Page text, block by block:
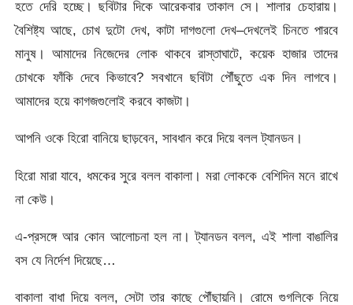
হতে দেরি হচ্ছে। ছবিটার দিকে আরেকবার তাকাল সে। শালার চেহারায়।
বৈশিষ্ট্য আছে, চোখ দুটো দেখ, কাটা দাগগুলো দেখ–দেখলেই চিনতে পারবে
মানুষ। আমাদের নিজেদের লোক থাকবে রাস্তাঘাটে, কয়েক হাজার তাদের
চোখকে ফাঁকি দেবে কিভাবে? সবখানে ছবিটা পৌঁছুতে এক দিন লাগবে।
আমাদের হয়ে কাগজগুলোই করবে কাজটা।
আপনি ওকে হিরো বানিয়ে ছাড়বেন, সাবধান করে দিয়ে বলল ট্যানডন।
হিরো মারা যাবে, ধমকের সুরে বলল বাকালা। মরা লোককে বেশিদিন মনে রাখে
না কেউ।
এ-প্রসঙ্গে আর কোন আলোচনা হল না। ট্যানডন বলল, এই শালা বাঙালির
বস যে নির্দেশ দিয়েছে…
বাকালা বাধা দিয়ে বলল, সেটা তার কাছে পৌঁছায়নি। রোমে গুগলিকে নিয়ে